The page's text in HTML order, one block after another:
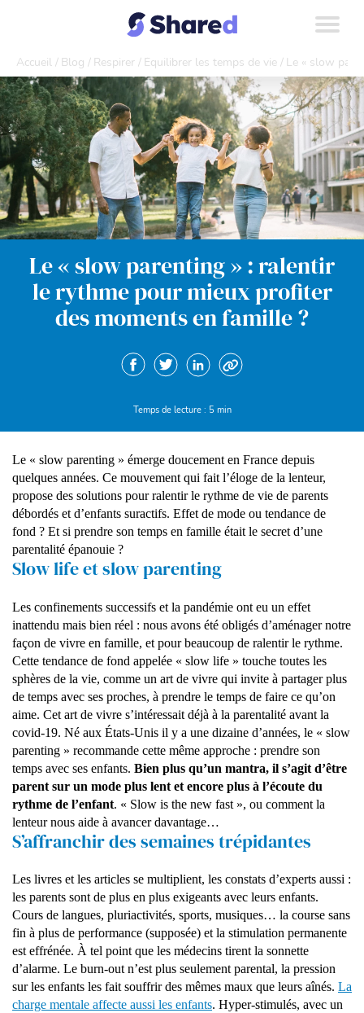
Accueil Blog Respirer Équilibrer les temps de vie Le « slow
Le « slow parenting » : ralentir
le rythme pour mieux profiter
des moments en famille ?
Partager sur Facebook. Nouvelle fenêtre
Partager sur Twitter. Nouvelle
Partager sur Linkedin.
Temps de lecture : 5 min
Le « slow parenting » émerge doucement en France depuis
quelques années. Ce mouvement qui fait l’éloge de la lenteur,
propose des solutions pour ralentir le rythme de vie de parents
débordés et d’enfants suractifs. Effet de mode ou tendance de
fond ? Et si prendre son temps en famille était le secret d’une
parentalité épanouie ?
Slow life et slow parenting
Les confinements successifs et la pandémie ont eu un effet
inattendu mais bien réel : nous avons été obligés d’aménager notre
façon de vivre en famille, et pour beaucoup de ralentir le rythme.
Cette tendance de fond appelée « slow life » touche toutes les
sphères de la vie, comme un art de vivre qui invite à partager plus
de temps avec ses proches, à prendre le temps de faire ce qu’on
aime. Cet art de vivre s’intéressait déjà à la parentalité avant la
covid-19. Né aux États-Unis il y a une dizaine d’années, le « slow
parenting » recommande cette même approche : prendre son
temps avec ses enfants. Bien plus qu’un mantra, il s’agit d’être
parent sur un mode plus lent et encore plus à l’écoute du
rythme de l’enfant. « Slow is the new fast », ou comment la
lenteur nous aide à avancer davantage…
S’affranchir des semaines trépidantes
Les livres et les articles se multiplient, les constats d’experts aussi :
les parents sont de plus en plus exigeants avec leurs enfants.
Cours de langues, pluriactivités, sports, musiques… la course sans
fin à plus de performance (supposée) et la stimulation permanente
est effrénée. À tel point que les médecins tirent la sonnette
d’alarme. Le burn-out n’est plus seulement parental, la pression
sur les enfants les fait souffrir des mêmes maux que leurs aînés. La
charge mentale affecte aussi les enfants. Hyper-stimulés, avec un